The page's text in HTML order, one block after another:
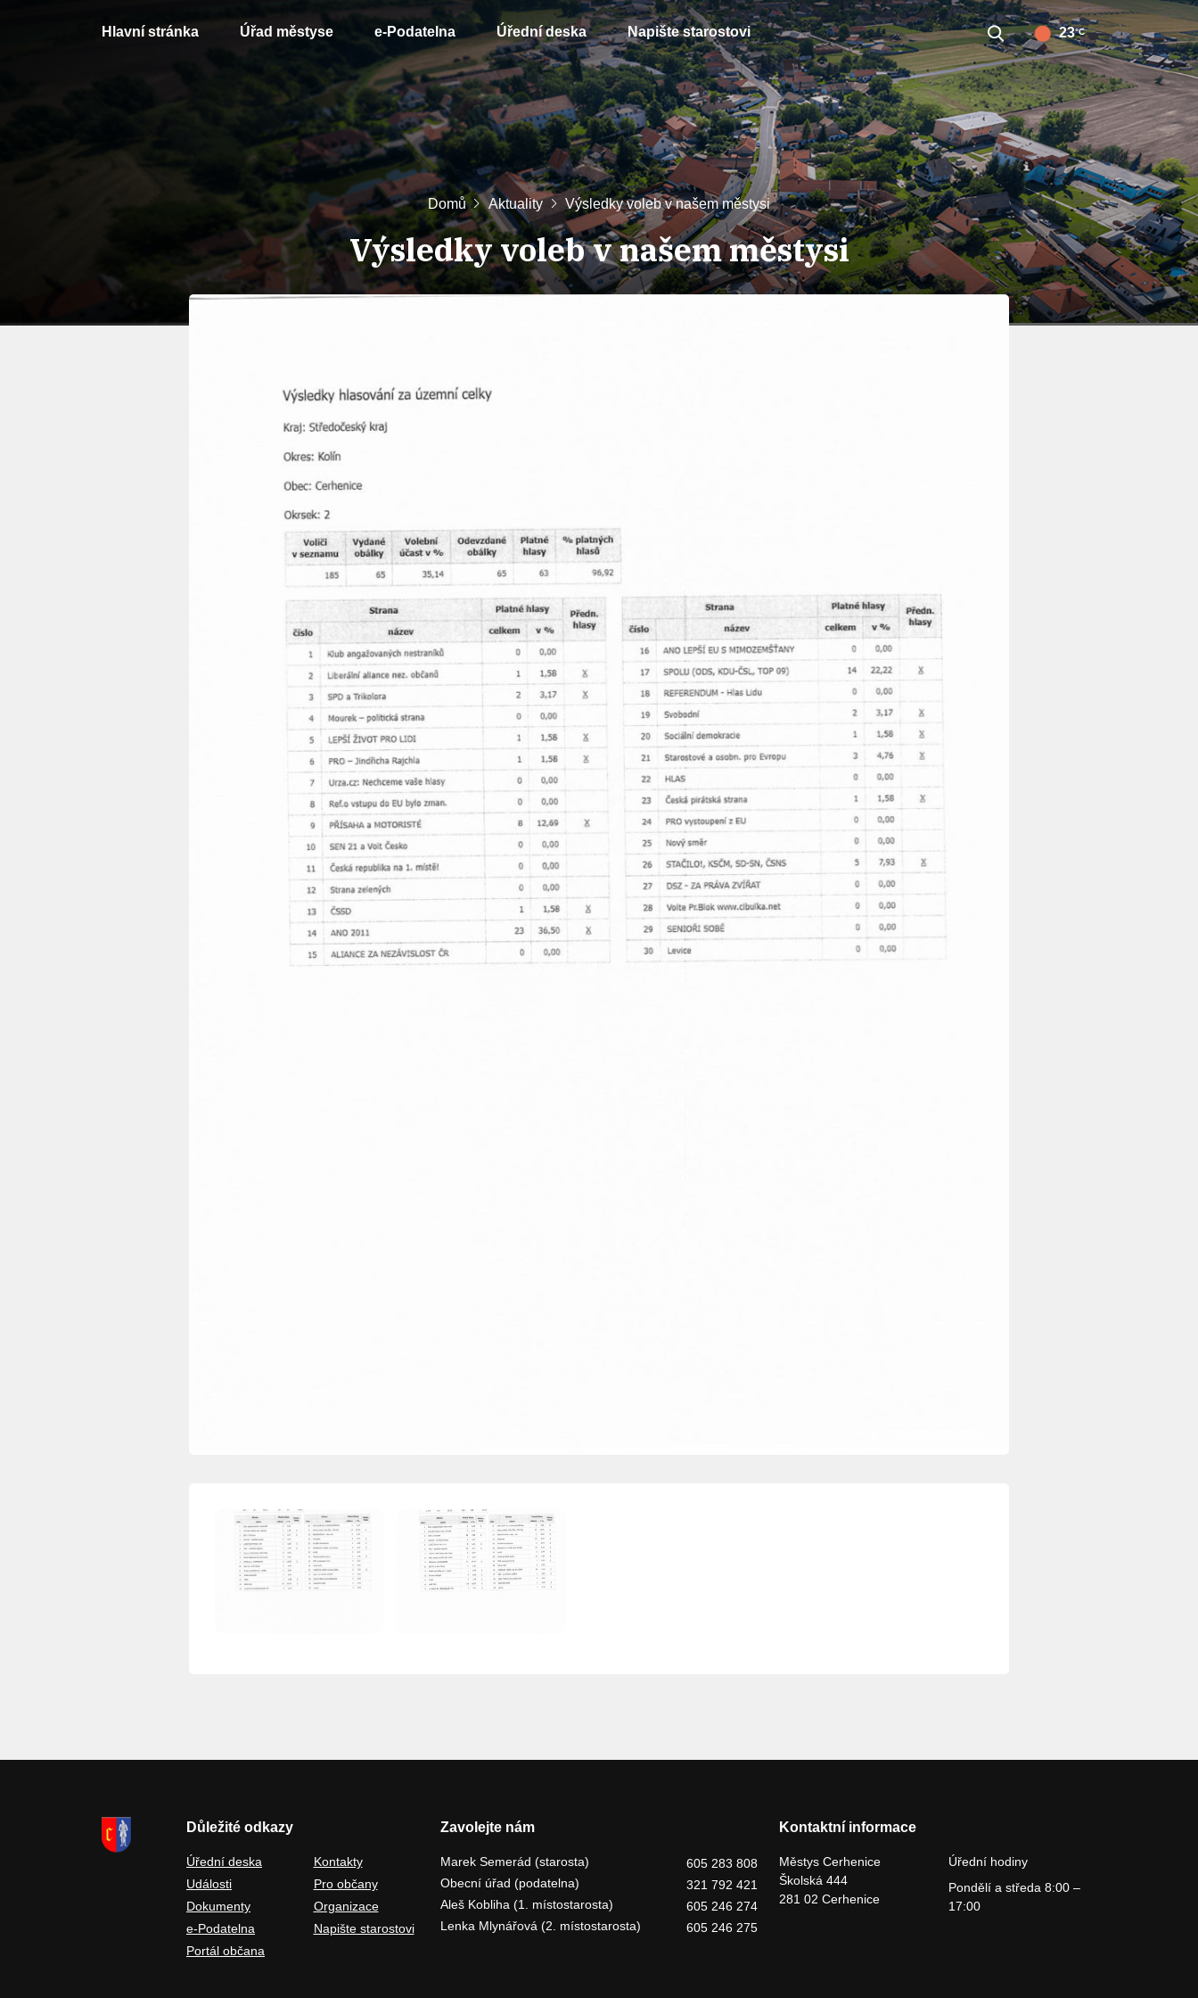
Hlavní stránka Úřad městyse e-Podatelna Úřední deska Napište starostovi 23°C
Domů Aktuality Výsledky voleb v našem městysi
Výsledky voleb v našem městysi
Důležité odkazy
Úřední deska
Události
Dokumenty
e-Podatelna
Portál občana
Kontakty
Pro občany
Organizace
Napište starostovi
Zavolejte nám
Marek Semerád (starosta)
605 283 808
Obecní úřad (podatelna)
321 792 421
Aleš Kobliha (1. místostarosta)
605 246 274
Lenka Mlynářová (2. místostarosta)
605 246 275
Kontaktní informace
Městys Cerhenice
Školská 444
281 02 Cerhenice
Úřední hodiny
Pondělí a středa 8:00 –
17:00